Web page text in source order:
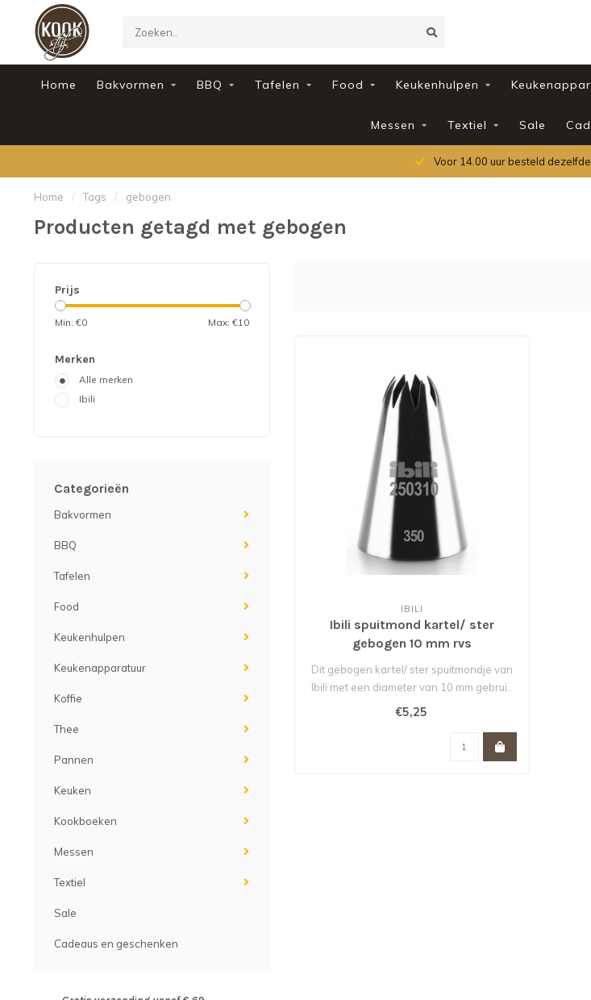
Home Bakvormen BBQ Tafelen Food Keukenhulpen
Messen Textiel Sale
Voor 14.00 uur besteld
Home / Tags / gebogen
Producten getagd met gebogen
Prijs
Min: €0 Max: €10
Merken
Alle merken
Ibili
Categorieën
Bakvormen
BBQ
Tafelen
Food
Keukenhulpen
Keukenapparatuur
Koffie
Thee
Pannen
Keuken
Kookboeken
Messen
Textiel
Sale
Cadeaus en geschenken
IBILI
Ibili spuitmond kartel/ ster
gebogen 10 mm rvs
Dit gebogen kartel/ ster spuitmondje van
Ibili met een diameter van 10 mm gebrui..
€5,25